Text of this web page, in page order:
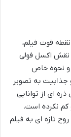
قوت فیلم،
نقش اکسل فولی
و نحوه خاص
جذابیت به تصویر
ای از توانایی
نکرده است.
تازه ای به فیلم